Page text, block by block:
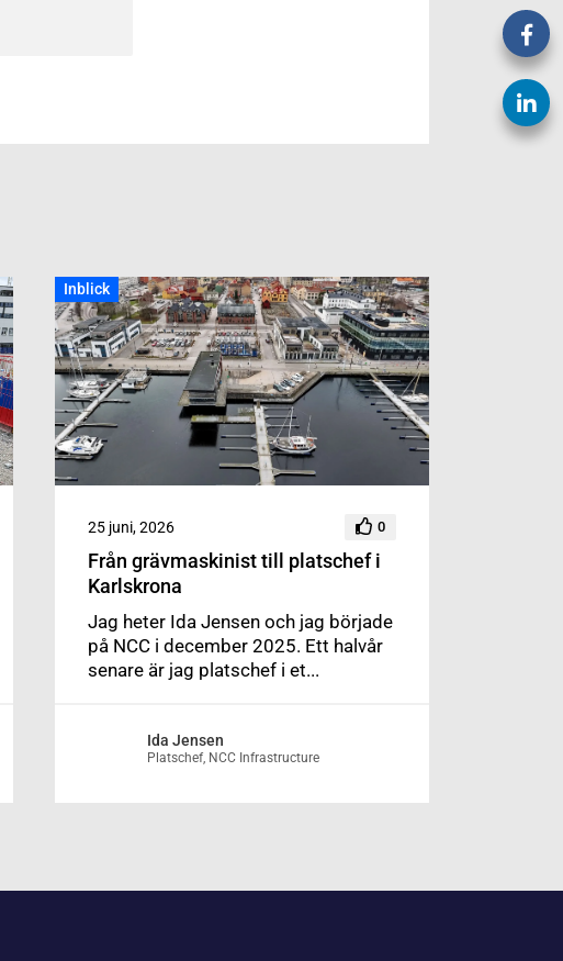
Inblick
25 juni, 2026 0
Från grävmaskinist till platschef i
Karlskrona
Jag heter Ida Jensen och jag började
på NCC i december 2025. Ett halvår
senare är jag platschef i et...
Ida Jensen
Platschef, NCC Infrastructure